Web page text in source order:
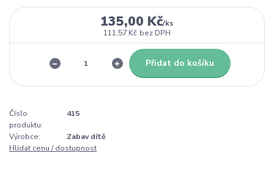
135,00 Kč/ks
111,57 Kč bez DPH
Přidat do košíku
Číslo
produktu:
415
Výrobce:
Zabav dítě
Hlídat cenu / dostupnost